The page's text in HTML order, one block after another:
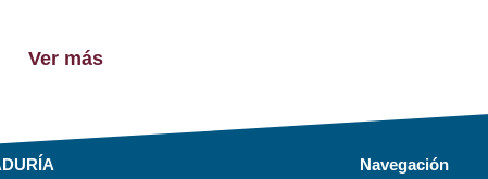
Ver más
Navegación